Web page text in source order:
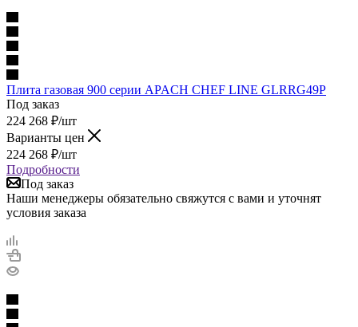
Плита газовая 900 серии APACH CHEF LINE GLRRG49P
Под заказ
224 268 ₽/шт
Варианты цен
224 268 ₽/шт
Подробности
Под заказ
Наши менеджеры обязательно свяжутся с вами и уточнят
условия заказа